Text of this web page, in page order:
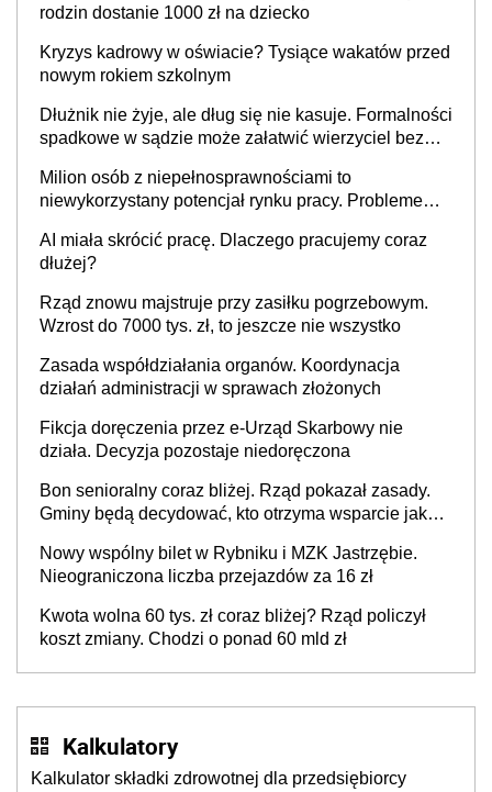
rodzin dostanie 1000 zł na dziecko
Kryzys kadrowy w oświacie? Tysiące wakatów przed
nowym rokiem szkolnym
Dłużnik nie żyje, ale dług się nie kasuje. Formalności
spadkowe w sądzie może załatwić wierzyciel bez
Milion osób z niepełnosprawnościami to
niewykorzystany potencjał rynku pracy. Problemem
refundacji, ale bariery po stronie systemu i
świadomości pracodawców [WYWIAD]
AI miała skrócić pracę. Dlaczego pracujemy coraz
dłużej?
Rząd znowu majstruje przy zasiłku pogrzebowym.
Wzrost do 7000 tys. zł, to jeszcze nie wszystko
Zasada współdziałania organów. Koordynacja
działań administracji w sprawach złożonych
Fikcja doręczenia przez e-Urząd Skarbowy nie
działa. Decyzja pozostaje niedoręczona
Bon senioralny coraz bliżej. Rząd pokazał zasady.
Gminy będą decydować, kto otrzyma wsparcie jako
Nowy wspólny bilet w Rybniku i MZK Jastrzębie.
Nieograniczona liczba przejazdów za 16 zł
Kwota wolna 60 tys. zł coraz bliżej? Rząd policzył
koszt zmiany. Chodzi o ponad 60 mld zł
Kalkulatory
Kalkulator składki zdrowotnej dla przedsiębiorcy